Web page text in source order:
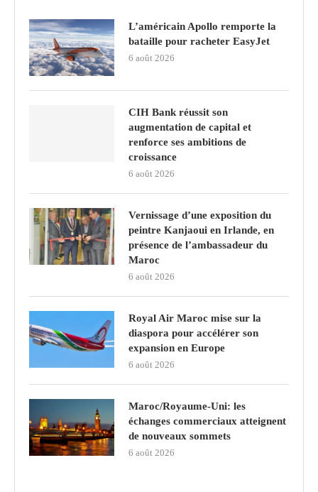
L’américain Apollo remporte la
bataille pour racheter EasyJet
6 août 2026
CIH Bank réussit son
augmentation de capital et
renforce ses ambitions de
croissance
6 août 2026
Vernissage d’une exposition du
peintre Kanjaoui en Irlande, en
présence de l’ambassadeur du
Maroc
6 août 2026
Royal Air Maroc mise sur la
diaspora pour accélérer son
expansion en Europe
6 août 2026
Maroc/Royaume-Uni: les
échanges commerciaux atteignent
de nouveaux sommets
6 août 2026